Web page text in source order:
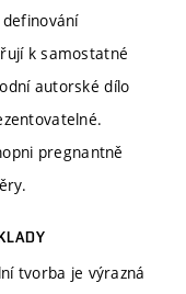
k samostatné
autorské dílo
pregnantně
tvorba je výrazná